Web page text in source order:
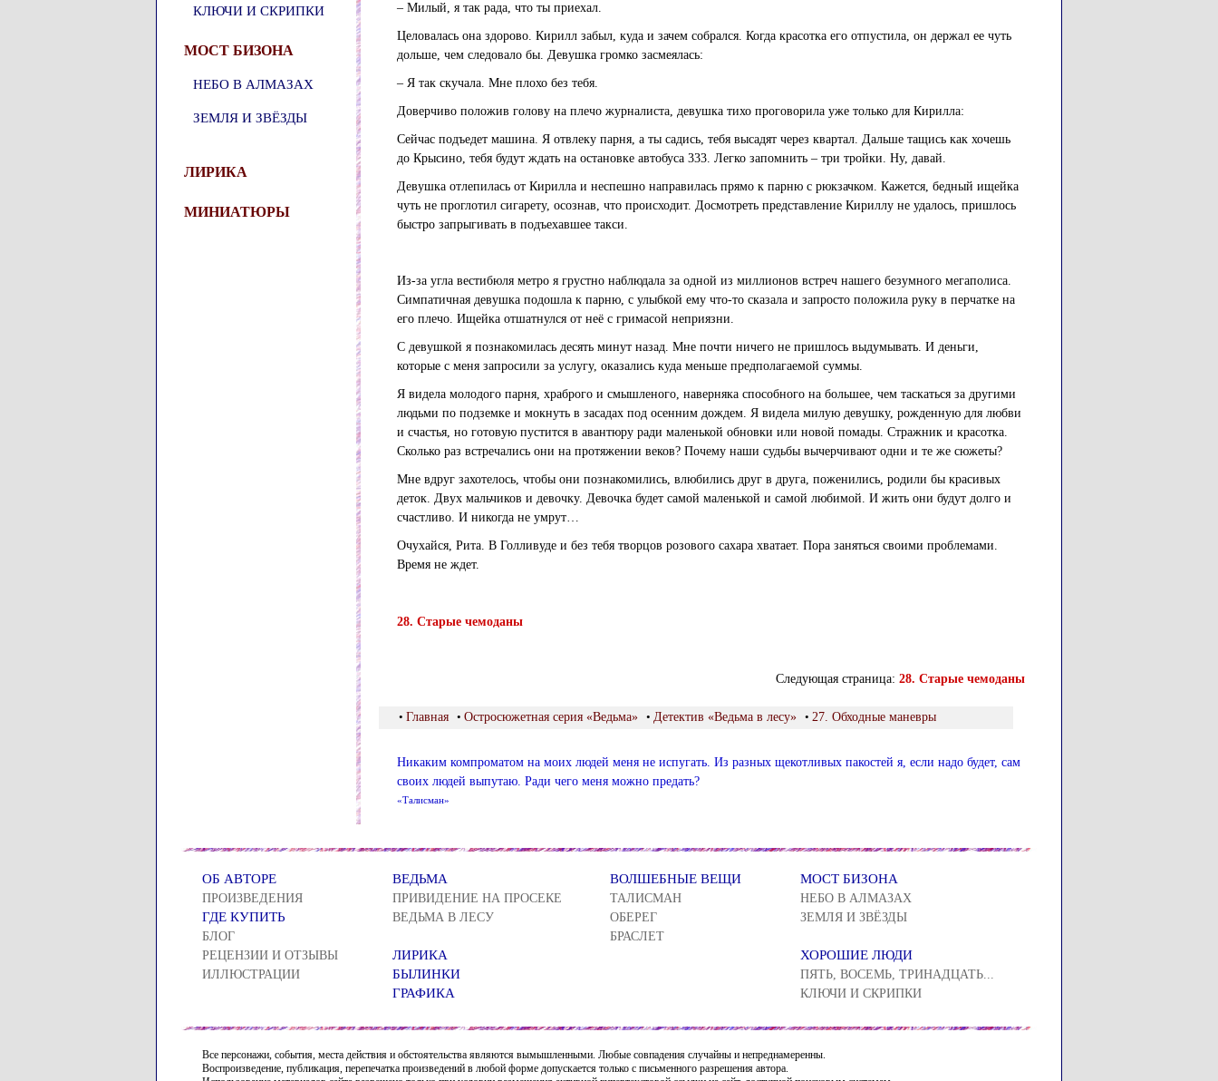
КЛЮЧИ И СКРИПКИ
МОСТ БИЗОНА
НЕБО В АЛМАЗАХ
ЗЕМЛЯ И ЗВЁЗДЫ
ЛИРИКА
МИНИАТЮРЫ
– Милый, я так рада, что ты приехал.
Целовалась она здорово. Кирилл забыл, куда и зачем собрался. Когда красотка его отпустила, он держал ее чуть
дольше, чем следовало бы. Девушка громко засмеялась:
– Я так скучала. Мне плохо без тебя.
Доверчиво положив голову на плечо журналиста, девушка тихо проговорила уже только для Кирилла:
Сейчас подъедет машина. Я отвлеку парня, а ты садись, тебя высадят через квартал. Дальше тащись как хочешь
до Крысино, тебя будут ждать на остановке автобуса 333. Легко запомнить – три тройки. Ну, давай.
Девушка отлепилась от Кирилла и неспешно направилась прямо к парню с рюкзачком. Кажется, бедный ищейка
чуть не проглотил сигарету, осознав, что происходит. Досмотреть представление Кириллу не удалось, пришлось
быстро запрыгивать в подъехавшее такси.
Из-за угла вестибюля метро я грустно наблюдала за одной из миллионов встреч нашего безумного мегаполиса.
Симпатичная девушка подошла к парню, с улыбкой ему что-то сказала и запросто положила руку в перчатке на
его плечо. Ищейка отшатнулся от неё с гримасой неприязни.
С девушкой я познакомилась десять минут назад. Мне почти ничего не пришлось выдумывать. И деньги,
которые с меня запросили за услугу, оказались куда меньше предполагаемой суммы.
Я видела молодого парня, храброго и смышленого, наверняка способного на большее, чем таскаться за другими
людьми по подземке и мокнуть в засадах под осенним дождем. Я видела милую девушку, рожденную для любви
и счастья, но готовую пустится в авантюру ради маленькой обновки или новой помады. Стражник и красотка.
Сколько раз встречались они на протяжении веков? Почему наши судьбы вычерчивают одни и те же сюжеты?
Мне вдруг захотелось, чтобы они познакомились, влюбились друг в друга, поженились, родили бы красивых
деток. Двух мальчиков и девочку. Девочка будет самой маленькой и самой любимой. И жить они будут долго и
счастливо. И никогда не умрут…
Очухайся, Рита. В Голливуде и без тебя творцов розового сахара хватает. Пора заняться своими проблемами.
Время не ждет.
28. Старые чемоданы
Следующая страница: 28. Старые чемоданы
• Главная • Остросюжетная серия «Ведьма» • Детектив «Ведьма в лесу» • 27. Обходные маневры
Никаким компроматом на моих людей меня не испугать. Из разных щекотливых пакостей я, если надо будет, сам
своих людей выпутаю. Ради чего меня можно предать?
«Талисман»
ОБ АВТОРЕ
ПРОИЗВЕДЕНИЯ
ГДЕ КУПИТЬ
БЛОГ
РЕЦЕНЗИИ И ОТЗЫВЫ
ИЛЛЮСТРАЦИИ
ВЕДЬМА
ПРИВИДЕНИЕ НА ПРОСЕКЕ
ВЕДЬМА В ЛЕСУ
ЛИРИКА
БЫЛИНКИ
ГРАФИКА
ВОЛШЕБНЫЕ ВЕЩИ
ТАЛИСМАН
ОБЕРЕГ
БРАСЛЕТ
МОСТ БИЗОНА
НЕБО В АЛМАЗАХ
ЗЕМЛЯ И ЗВЁЗДЫ
ХОРОШИЕ ЛЮДИ
ПЯТЬ, ВОСЕМЬ, ТРИНАДЦАТЬ...
КЛЮЧИ И СКРИПКИ
Все персонажи, события, места действия и обстоятельства являются вымышленными. Любые совпадения случайны и непреднамеренны.
Воспроизведение, публикация, перепечатка произведений в любой форме допускается только с письменного разрешения автора.